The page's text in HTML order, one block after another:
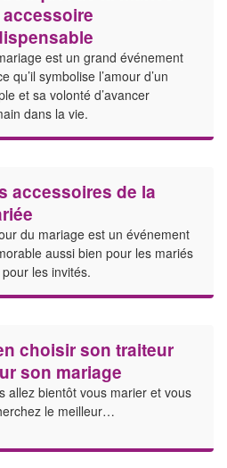
est un grand événement
qu’il symbolise l’amour d’un
et sa volonté d’avancer
dans la vie.
accessoires de la
du mariage est un événement
aussi bien pour les mariés
les invités.
choisir son traiteur
son mariage
allez bientôt vous marier et vous
le meilleur…